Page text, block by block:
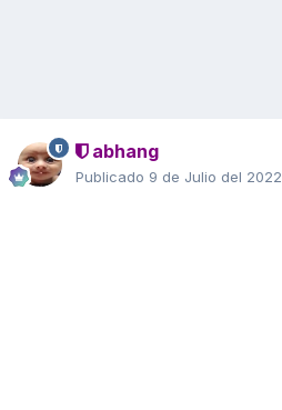
abhang
Publicado 9 de Julio del 2022